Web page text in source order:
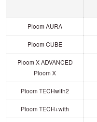
Ploom AURA
Ploom CUBE
Ploom X ADVANCED
Ploom X
Ploom TECHwith2
Ploom TECH+with